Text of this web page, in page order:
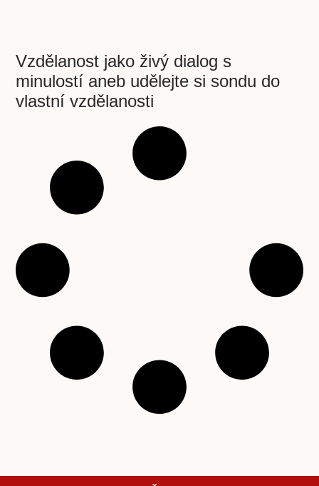
Vzdělanost jako živý dialog s
minulostí aneb udělejte si sondu do
vlastní vzdělanosti